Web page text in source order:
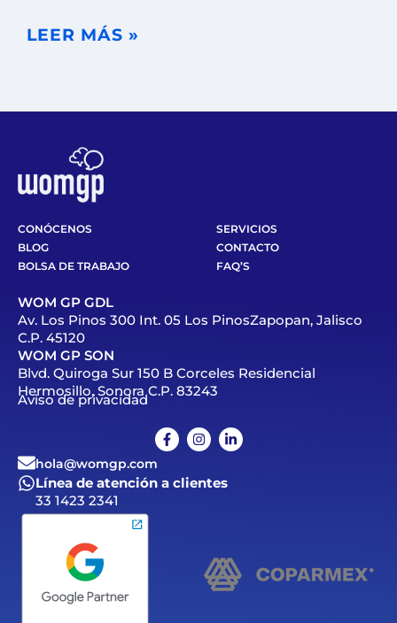
LEER MÁS »
CONÓCENOS
SERVICIOS
BLOG
CONTACTO
BOLSA DE TRABAJO
FAQ’S
WOM GP GDL
Av. Los Pinos 300 Int. 05 Los PinosZapopan, Jalisco
C.P. 45120
WOM GP SON
Blvd. Quiroga Sur 150 B Corceles Residencial
Hermosillo, Sonora C.P. 83243
Aviso de privacidad
hola@womgp.com
Línea de atención a clientes
33 1423 2341